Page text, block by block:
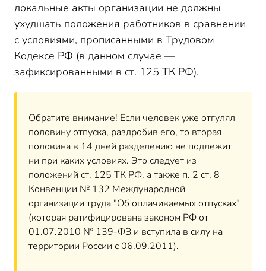
локальные акты организации не должны
ухудшать положения работников в сравнении
с условиями, прописанными в Трудовом
Кодексе РФ (в данном случае —
зафиксированными в ст. 125 ТК РФ).
Обратите внимание! Если человек уже отгулял
половину отпуска, раздробив его, то вторая
половина в 14 дней разделению не подлежит
ни при каких условиях. Это следует из
положений ст. 125 ТК РФ, а также п. 2 ст. 8
Конвенции № 132 Международной
организации труда "Об оплачиваемых отпусках"
(которая ратифицирована законом РФ от
01.07.2010 № 139-ФЗ и вступила в силу на
территории России с 06.09.2011).